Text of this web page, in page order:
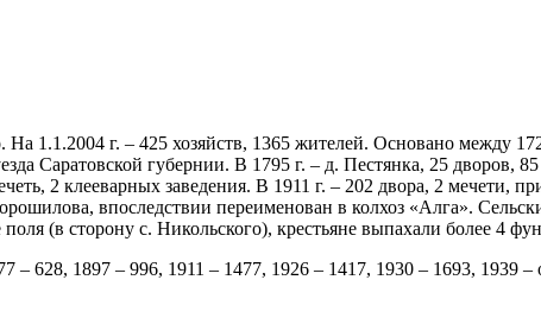
На 1.1.2004 г. – 425 хозяйств, 1365 жителей. Основано между
Саратовской губернии. В 1795 г. – д. Пестянка, 25
2 клееварных заведения. В 1911 г. – 202 двора, 2 мечети,
впоследствии переименован в колхоз «Алга».
(в сторону с. Никольского), крестьяне выпахали более 4
– 628, 1897 – 996, 1911 – 1477, 1926 – 1417, 1930 – 1693, 1939